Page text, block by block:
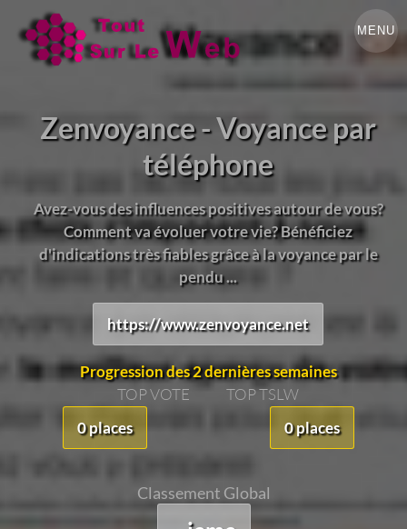
MENU
Zenvoyance - Voyance par
téléphone
Avez-vous des influences positives autour de vous?
Comment va évoluer votre vie? Bénéficiez
d'indications très fiables grâce à la voyance par le
pendu ...
https://www.zenvoyance.net
Progression des 2 dernières semaines
TOP VOTE
0 places
TOP TSLW
0 places
Classement Global